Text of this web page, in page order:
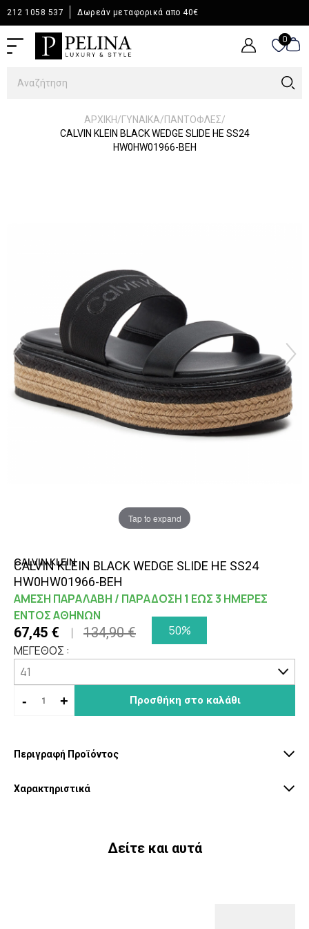
212 1058 537 Δωρεάν μεταφορικά απο 40€
0
0
ΑΡΧΙΚΉ/ΓΥΝΑΙΚΑ/ΠΑΝΤΟΦΛΕΣ/
CALVIN KLEIN BLACK WEDGE SLIDE HE SS24
HW0HW01966-BEH
Tap to expand
CALVIN KLEIN
CALVIN KLEIN BLACK WEDGE SLIDE HE SS24
HW0HW01966-BEH
ΑΜΕΣΗ ΠΑΡΑΛΑΒΗ / ΠΑΡΑΔΟΣΗ 1 ΕΩΣ 3 ΗΜΕΡΕΣ
ΕΝΤΟΣ ΑΘΗΝΩΝ
67,45 € 134,90 €
50%
ΜΕΓΕΘΟΣ :
- + Προσθήκη στο καλάθι
Περιγραφή Προϊόντος
Χαρακτηριστικά
Δείτε και αυτά